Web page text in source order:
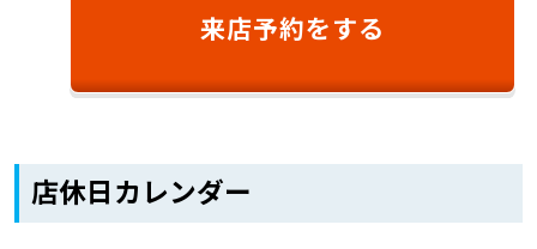
来店予約をする
店休日カレンダー